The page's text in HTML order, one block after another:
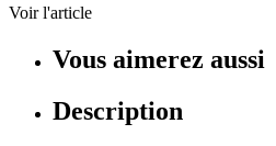
Voir l'article
Vous aimerez aussi
Description